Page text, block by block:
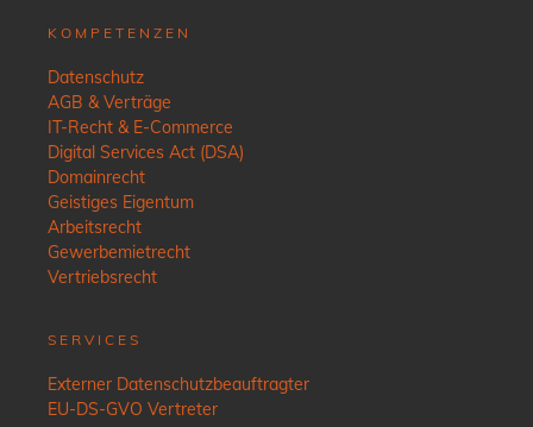
KOMPETENZEN
Datenschutz
AGB & Verträge
IT-Recht & E-Commerce
Digital Services Act (DSA)
Domainrecht
Geistiges Eigentum
Arbeitsrecht
Gewerbemietrecht
Vertriebsrecht
SERVICES
Externer Datenschutzbeauftragter
EU-DS-GVO Vertreter